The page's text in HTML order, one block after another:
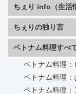
ちぇり info（生活
ちぇりの独り言
ベトナム料理すべ
ベトナム料理：
ベトナム料理：
ベトナム料理：